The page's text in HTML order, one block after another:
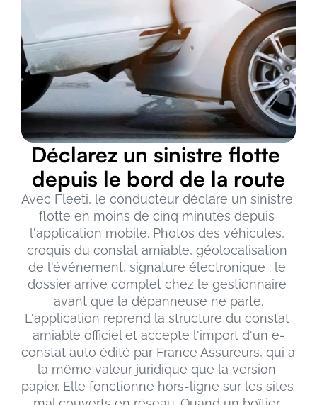
Déclarez un sinistre flotte
depuis le bord de la route
Avec Fleeti, le conducteur déclare un sinistre
flotte en moins de cinq minutes depuis
l'application mobile. Photos des véhicules,
croquis du constat amiable, géolocalisation
de l'événement, signature électronique : le
dossier arrive complet chez le gestionnaire
avant que la dépanneuse ne parte.
L'application reprend la structure du constat
amiable officiel et accepte l'import d'un e-
constat auto édité par France Assureurs, qui a
la même valeur juridique que la version
papier. Elle fonctionne hors-ligne sur les sites